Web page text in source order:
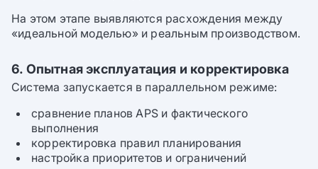
На этом этапе выявляются расхождения между
«идеальной моделью» и реальным производством.
6. Опытная эксплуатация и корректировка
Система запускается в параллельном режиме:
сравнение планов APS и фактического
выполнения
корректировка правил планирования
настройка приоритетов и ограничений